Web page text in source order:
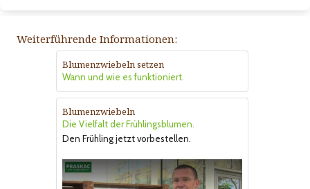
Weiterführende Informationen:
Blumenzwiebeln setzen
Wann und wie es funktioniert.
Blumenzwiebeln
Die Vielfalt der Frühlingsblumen.
Den Frühling jetzt vorbestellen.